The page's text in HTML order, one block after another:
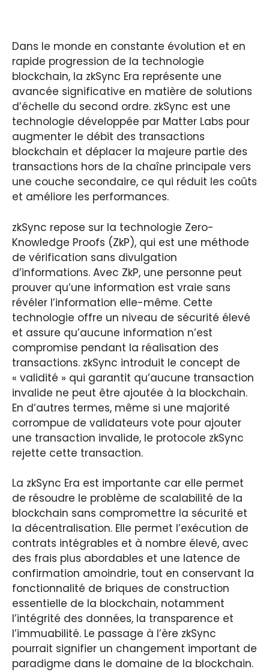
Dans le monde en constante évolution et en
rapide progression de la technologie
blockchain, la zkSync Era représente une
avancée significative en matière de solutions
d’échelle du second ordre. zkSync est une
technologie développée par Matter Labs pour
augmenter le débit des transactions
blockchain et déplacer la majeure partie des
transactions hors de la chaîne principale vers
une couche secondaire, ce qui réduit les coûts
et améliore les performances.
zkSync repose sur la technologie Zero-
Knowledge Proofs (ZkP), qui est une méthode
de vérification sans divulgation
d’informations. Avec ZkP, une personne peut
prouver qu’une information est vraie sans
révéler l’information elle-même. Cette
technologie offre un niveau de sécurité élevé
et assure qu’aucune information n’est
compromise pendant la réalisation des
transactions. zkSync introduit le concept de
« validité » qui garantit qu’aucune transaction
invalide ne peut être ajoutée à la blockchain.
En d’autres termes, même si une majorité
corrompue de validateurs vote pour ajouter
une transaction invalide, le protocole zkSync
rejette cette transaction.
La zkSync Era est importante car elle permet
de résoudre le problème de scalabilité de la
blockchain sans compromettre la sécurité et
la décentralisation. Elle permet l’exécution de
contrats intégrables et à nombre élevé, avec
des frais plus abordables et une latence de
confirmation amoindrie, tout en conservant la
fonctionnalité de briques de construction
essentielle de la blockchain, notamment
l’intégrité des données, la transparence et
l’immuabilité. Le passage à l’ère zkSync
pourrait signifier un changement important de
paradigme dans le domaine de la blockchain.